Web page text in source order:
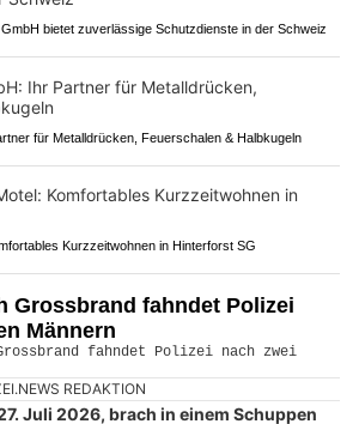
bietet zuverlässige Schutzdienste in der Schweiz
für Metalldrücken, Feuerschalen & Halbkugeln
Kurzzeitwohnen in Hinterforst SG
Grossbrand fahndet Polizei
Männern
REDAKTION
Juli 2026, brach in einem Schuppen